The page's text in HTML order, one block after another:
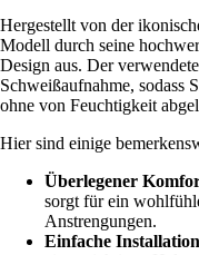
Hergestellt von der
Modell durch seine
Design aus. Der
Schweißaufnahme, sodass
ohne von Feuchtigkeit
Hier sind einige
Überlegener
sorgt für ein
Anstrengungen.
Einfache